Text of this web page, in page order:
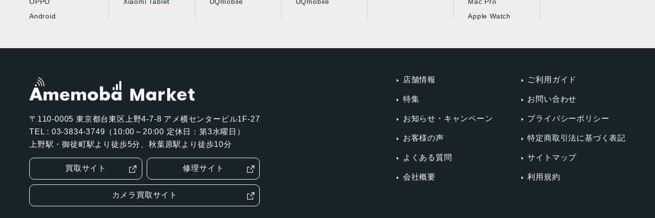
発売日
OPPO
Android
Xiaomi Tablet UQmobile UQmobile
Mac Pro
Apple Watch
〒110-0005 東京都台東区上野4-7-8 アメ横センタービル1F-27
TEL : 03-3834-3749（10:00～20:00 定休日：第3水曜日）
上野駅・御徒町駅より徒歩5分、秋葉原駅より徒歩10分
買取サイト 修理サイト
カメラ買取サイト
店舗情報
特集
お知らせ・キャンペーン
お客様の声
よくある質問
会社概要
ご利用ガイド
お問い合わせ
プライバシーポリシー
特定商取引法に基づく表記
サイトマップ
利用規約